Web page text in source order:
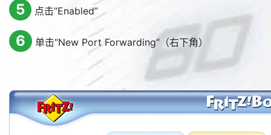
5 点击“Enabled”
6 单击“New Port Forwarding”（右下角）